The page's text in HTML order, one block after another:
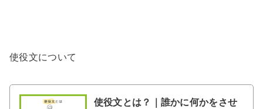
使役文について
使役文とは？｜誰かに何かをさせ